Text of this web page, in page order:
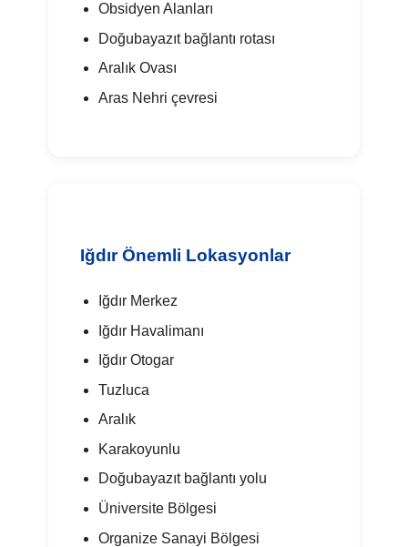
Obsidyen Alanları
Doğubayazıt bağlantı rotası
Aralık Ovası
Aras Nehri çevresi
Iğdır Önemli Lokasyonlar
Iğdır Merkez
Iğdır Havalimanı
Iğdır Otogar
Tuzluca
Aralık
Karakoyunlu
Doğubayazıt bağlantı yolu
Üniversite Bölgesi
Organize Sanayi Bölgesi